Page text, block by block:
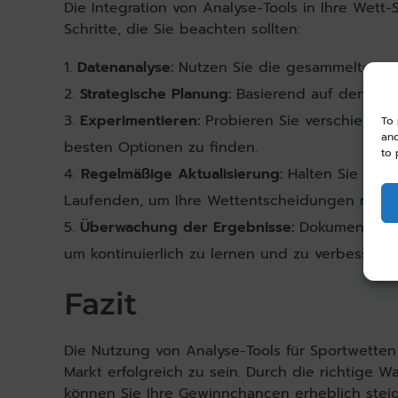
To
to
Die Integration von Analyse-Tools in Ihre
Schritte, die Sie beachten sollten:
Datenanalyse: Nutzen Sie die gesammelten
Strategische Planung: Basierend auf den
Experimentieren: Probieren Sie
besten Optionen zu finden.
Regelmäßige Aktualisierung: Halten Sie
Laufenden, um Ihre Wettentscheidungen nicht
Überwachung der Ergebnisse:
um kontinuierlich zu lernen und zu verbessern.
Fazit
Die Nutzung von Analyse-Tools für
Markt erfolgreich zu sein. Durch die richtige